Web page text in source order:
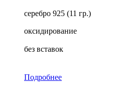
серебро 925 (11 гр.)
оксидирование
без вставок
Подробнее